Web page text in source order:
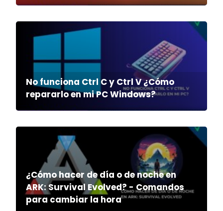
No funciona Ctrl C y Ctrl V ¿Cómo
repararlo en mi PC Windows?
¿Cómo hacer de día o de noche en
ARK: Survival Evolved? - Comandos
para cambiar la hora